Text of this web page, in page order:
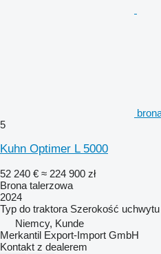
5
Kuhn Optimer L 5000
52 240 € ≈ 224 900 zł
Brona talerzowa
2024
Typ do traktora Szerokość uchwytu
Niemcy, Kunde
Merkantil Export-Import GmbH
Kontakt z dealerem